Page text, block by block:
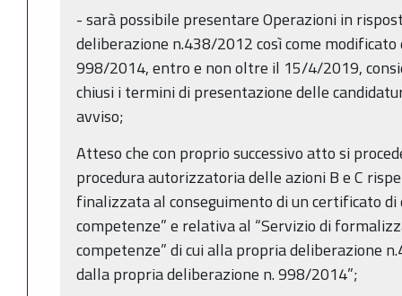
- sarà possibile presentare Operazioni in
deliberazione n.438/2012 così come
998/2014, entro e non oltre il 15/4/2019,
chiusi i termini di presentazione delle
avviso;
Atteso che con proprio successivo atto si
procedura autorizzatoria delle azioni B e C
finalizzata al conseguimento di un certificato
competenze” e relativa al “Servizio di
competenze” di cui alla propria deliberazione
dalla propria deliberazione n. 998/2014”;